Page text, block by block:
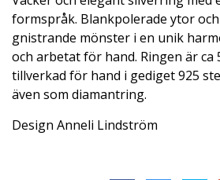
formspråk. Blankpolerade ytor
gnistrande mönster i en unik
och arbetat för hand. Ringen är ca
tillverkad för hand i gediget 925
även som diamantring.
Design Anneli Lindström